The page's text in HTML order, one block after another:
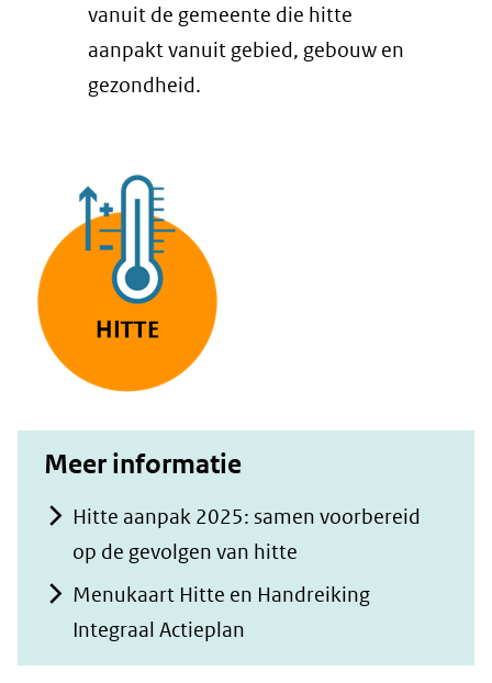
andere
vanuit de gemeente die hitte
aanpakt vanuit gebied, gebouw en
gezondheid.
Meer informatie
Hitte aanpak 2025: samen voorbereid
op de gevolgen van hitte
Menukaart Hitte en Handreiking
Integraal Actieplan